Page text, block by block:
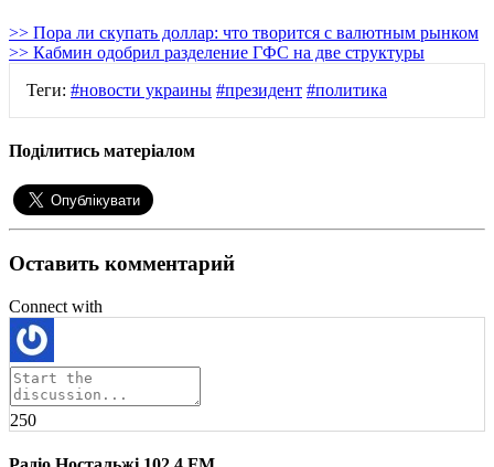
>> Пора ли скупать доллар: что творится с валютным рынком
>> Кабмин одобрил разделение ГФС на две структуры
Теги: #новости украины #президент #политика
Поділитись матеріалом
Оставить комментарий
Connect with
250